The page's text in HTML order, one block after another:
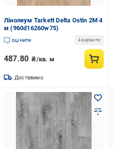
Лінолеум Tarkett Delta Ostin 2M 4
м (960d16260w75)
оцінити 4 варіанти
487.80 ₴/кв. м
Доставимо